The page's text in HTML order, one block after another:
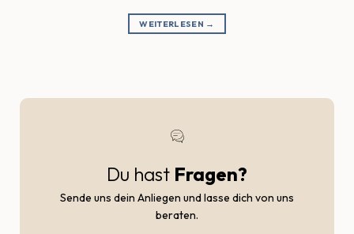
WEITERLESEN →
Du hast Fragen?
Sende uns dein Anliegen und lasse dich von uns
beraten.